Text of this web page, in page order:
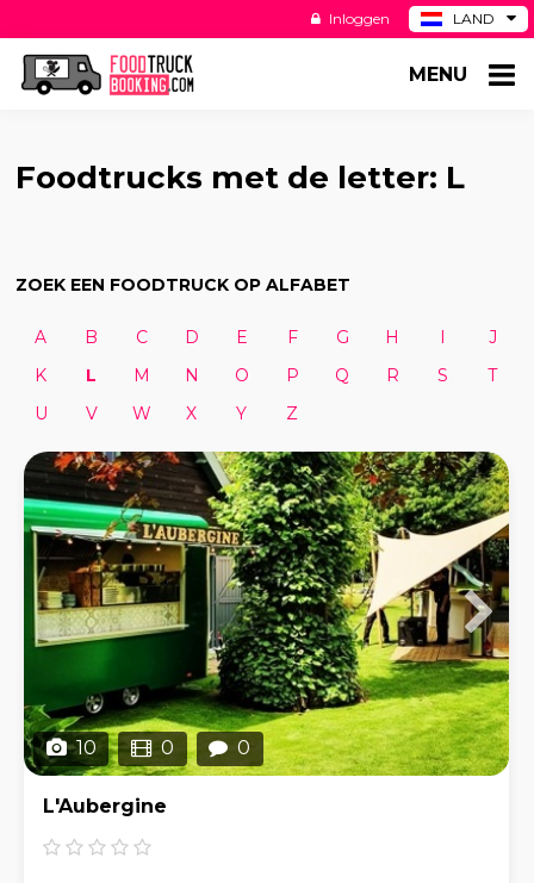
LAND
DE
Inloggen
MENU
Foodtrucks met de letter: L
ZOEK EEN FOODTRUCK OP ALFABET
A B C D E F G H I
J
K
L M N O P Q R S
T
U
V W X Y Z
10 0 0
L'Aubergine